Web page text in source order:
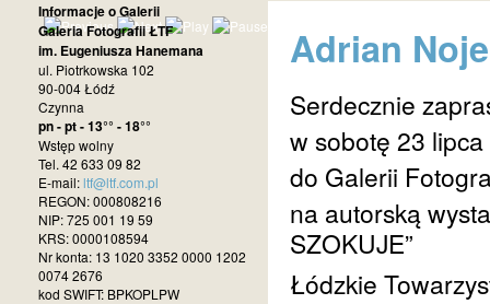
Adrian
Serdecznie
w sobotę 23
do Galerii
na autorską
SZOKUJE”
Łódzkie
Informacje o Galerii
Galeria Fotografii ŁTF
im. Eugeniusza Hanemana
ul. Piotrkowska 102
90-004 Łódź
Czynna
pn - pt - 13°° - 18°°
Wstęp wolny
Tel. 42 633 09 82
E-mail:ltf@ltf.com.pl
REGON: 000808216
NIP: 725 001 19 59
KRS: 0000108594
Nr konta: 13 1020 3352 0000 1202
0074 2676
kod SWIFT: BPKOPLPW